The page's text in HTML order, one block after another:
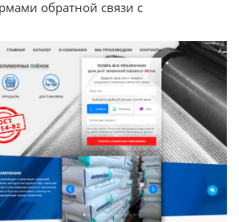
обратной связи с